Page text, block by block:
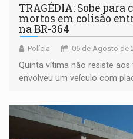
TRAGÉDIA: Sobe
mortos em colisão
na BR-364
Polícia 06 de Agosto de
Quinta vítima não resiste
envolveu um veículo com